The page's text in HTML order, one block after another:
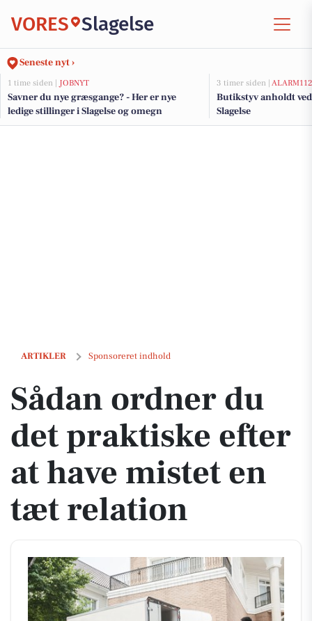
VORES Slagelse
Seneste nyt ›
1 time siden | JOBNYT
Savner du nye græsgange? - Her er nye
ledige stillinger i Slagelse og omegn
3 timer siden | ALARM112
Butikstyv anholdt
Slagelse
ARTIKLER Sponsoreret indhold
Sådan ordner du det praktiske efter at have mistet en tæt relation
Sådan ordner du
det praktiske efter
at have mistet en
tæt relation